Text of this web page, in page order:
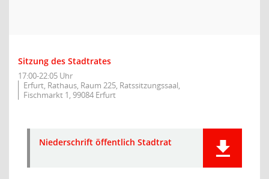
Sitzung des Stadtrates
17:00-22:05 Uhr
Erfurt, Rathaus, Raum 225, Ratssitzungssaal,
Fischmarkt 1, 99084 Erfurt
Niederschrift öffentlich Stadtrat